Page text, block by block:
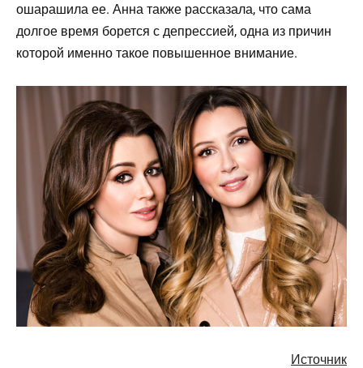
ошарашила ее. Анна также рассказала, что сама
долгое время борется с депрессией, одна из причин
которой именно такое повышенное внимание.
Источник